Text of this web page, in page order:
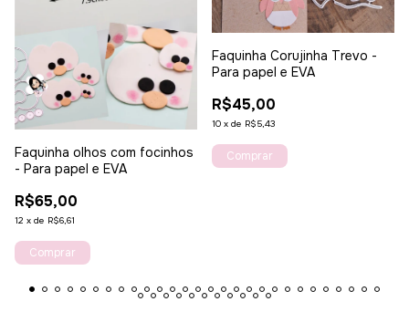
Faquinha olhos com focinhos
- Para papel e EVA
R$65,00
12 x de R$6,61
Faquinha Corujinha Trevo -
Para papel e EVA
R$45,00
10 x de R$5,43